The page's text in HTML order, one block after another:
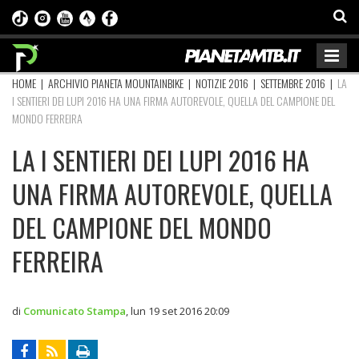
HOME | ARCHIVIO PIANETA MOUNTAINBIKE | NOTIZIE 2016 | SETTEMBRE 2016 | LA
I SENTIERI DEI LUPI 2016 HA UNA FIRMA AUTOREVOLE, QUELLA DEL CAMPIONE DEL
MONDO FERREIRA
LA I SENTIERI DEI LUPI 2016 HA
UNA FIRMA AUTOREVOLE, QUELLA
DEL CAMPIONE DEL MONDO
FERREIRA
di Comunicato Stampa lun 19 set 2016 20:09